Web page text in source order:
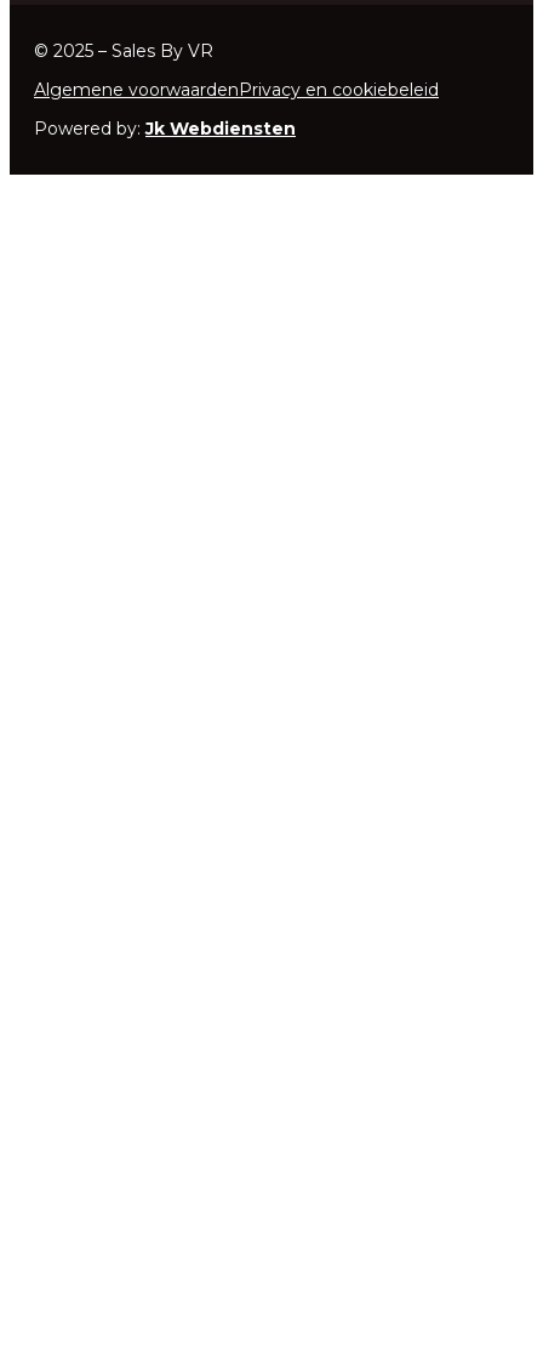
© 2025 – Sales By VR
Algemene voorwaarden Privacy en cookiebeleid
Powered by:Jk Webdiensten